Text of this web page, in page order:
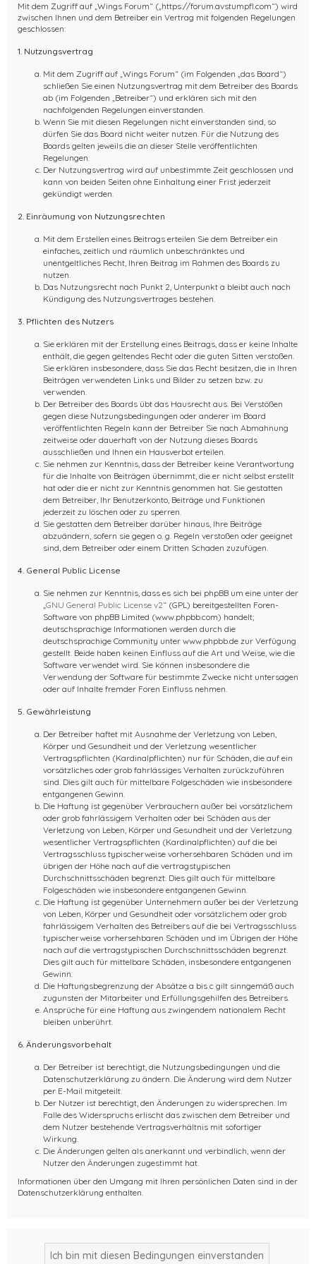
Mit dem Zugriff auf „Wings Forum“ („https://forum.avstumpfl.com“) wird
zwischen Ihnen und dem Betreiber ein Vertrag mit folgenden Regelungen
geschlossen:
1. Nutzungsvertrag
Mit dem Zugriff auf „Wings Forum“ (im Folgenden „das Board“)
schließen Sie einen Nutzungsvertrag mit dem Betreiber des Boards
ab (im Folgenden „Betreiber“) und erklären sich mit den
nachfolgenden Regelungen einverstanden.
Wenn Sie mit diesen Regelungen nicht einverstanden sind, so
dürfen Sie das Board nicht weiter nutzen. Für die Nutzung des
Boards gelten jeweils die an dieser Stelle veröffentlichten
Regelungen.
Der Nutzungsvertrag wird auf unbestimmte Zeit geschlossen und
kann von beiden Seiten ohne Einhaltung einer Frist jederzeit
gekündigt werden.
2. Einräumung von Nutzungsrechten
Mit dem Erstellen eines Beitrags erteilen Sie dem Betreiber ein
einfaches, zeitlich und räumlich unbeschränktes und
unentgeltliches Recht, Ihren Beitrag im Rahmen des Boards zu
nutzen.
Das Nutzungsrecht nach Punkt 2, Unterpunkt a bleibt auch nach
Kündigung des Nutzungsvertrages bestehen.
3. Pflichten des Nutzers
Sie erklären mit der Erstellung eines Beitrags, dass er keine Inhalte
enthält, die gegen geltendes Recht oder die guten Sitten verstoßen.
Sie erklären insbesondere, dass Sie das Recht besitzen, die in Ihren
Beiträgen verwendeten Links und Bilder zu setzen bzw. zu
verwenden.
Der Betreiber des Boards übt das Hausrecht aus. Bei Verstößen
gegen diese Nutzungsbedingungen oder anderer im Board
veröffentlichten Regeln kann der Betreiber Sie nach Abmahnung
zeitweise oder dauerhaft von der Nutzung dieses Boards
ausschließen und Ihnen ein Hausverbot erteilen.
Sie nehmen zur Kenntnis, dass der Betreiber keine Verantwortung
für die Inhalte von Beiträgen übernimmt, die er nicht selbst erstellt
hat oder die er nicht zur Kenntnis genommen hat. Sie gestatten
dem Betreiber, Ihr Benutzerkonto, Beiträge und Funktionen
jederzeit zu löschen oder zu sperren.
Sie gestatten dem Betreiber darüber hinaus, Ihre Beiträge
abzuändern, sofern sie gegen o. g. Regeln verstoßen oder geeignet
sind, dem Betreiber oder einem Dritten Schaden zuzufügen.
4. General Public License
Sie nehmen zur Kenntnis, dass es sich bei phpBB um eine unter der
GNU General Public License v2“ (GPL) bereitgestellten Foren-
Software von phpBB Limited (www.phpbb.com) handelt;
deutschsprachige Informationen werden durch die
deutschsprachige Community unter www.phpbb.de zur Verfügung
gestellt. Beide haben keinen Einfluss auf die Art und Weise, wie die
Software verwendet wird. Sie können insbesondere die
Verwendung der Software für bestimmte Zwecke nicht untersagen
oder auf Inhalte fremder Foren Einfluss nehmen.
5. Gewährleistung
Der Betreiber haftet mit Ausnahme der Verletzung von Leben,
Körper und Gesundheit und der Verletzung wesentlicher
Vertragspflichten (Kardinalpflichten) nur für Schäden, die auf ein
vorsätzliches oder grob fahrlässiges Verhalten zurückzuführen
sind. Dies gilt auch für mittelbare Folgeschäden wie insbesondere
entgangenen Gewinn.
Die Haftung ist gegenüber Verbrauchern außer bei vorsätzlichem
oder grob fahrlässigem Verhalten oder bei Schäden aus der
Verletzung von Leben, Körper und Gesundheit und der Verletzung
wesentlicher Vertragspflichten (Kardinalpflichten) auf die bei
Vertragsschluss typischerweise vorhersehbaren Schäden und im
übrigen der Höhe nach auf die vertragstypischen
Durchschnittsschäden begrenzt. Dies gilt auch für mittelbare
Folgeschäden wie insbesondere entgangenen Gewinn.
Die Haftung ist gegenüber Unternehmern außer bei der Verletzung
von Leben, Körper und Gesundheit oder vorsätzlichem oder grob
fahrlässigem Verhalten des Betreibers auf die bei Vertragsschluss
typischerweise vorhersehbaren Schäden und im Übrigen der Höhe
nach auf die vertragstypischen Durchschnittsschäden begrenzt.
Dies gilt auch für mittelbare Schäden, insbesondere entgangenen
Gewinn.
Die Haftungsbegrenzung der Absätze a bis c gilt sinngemäß auch
zugunsten der Mitarbeiter und Erfüllungsgehilfen des Betreibers.
Ansprüche für eine Haftung aus zwingendem nationalem Recht
bleiben unberührt.
6. Änderungsvorbehalt
Der Betreiber ist berechtigt, die Nutzungsbedingungen und die
Datenschutzerklärung zu ändern. Die Änderung wird dem Nutzer
per E-Mail mitgeteilt.
Der Nutzer ist berechtigt, den Änderungen zu widersprechen. Im
Falle des Widerspruchs erlischt das zwischen dem Betreiber und
dem Nutzer bestehende Vertragsverhältnis mit sofortiger
Wirkung.
Die Änderungen gelten als anerkannt und verbindlich, wenn der
Nutzer den Änderungen zugestimmt hat.
Informationen über den Umgang mit Ihren persönlichen Daten sind in der
Datenschutzerklärung enthalten.